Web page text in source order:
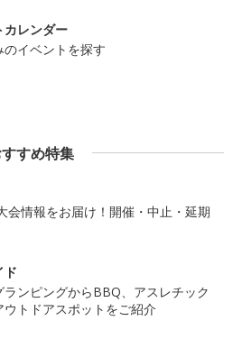
カレンダー
のイベントを探す
すめ特集
会情報をお届け！開催・中止・延期
ド
ランピングからBBQ、アスレチック
ウトドアスポットをご紹介